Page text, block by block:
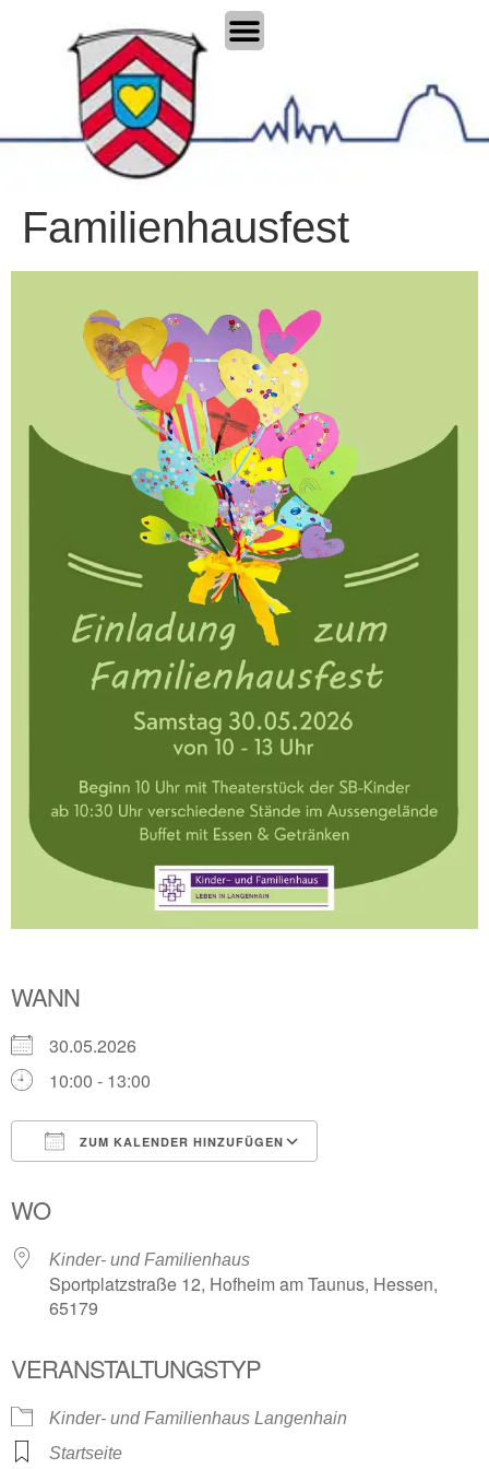
Familienhausfest
WANN
30.05.2026
10:00 - 13:00
ZUM KALENDER HINZUFÜGEN
WO
Kinder- und Familienhaus
Sportplatzstraße 12, Hofheim am Taunus, Hessen,
65179
VERANSTALTUNGSTYP
Kinder- und Familienhaus Langenhain
Startseite